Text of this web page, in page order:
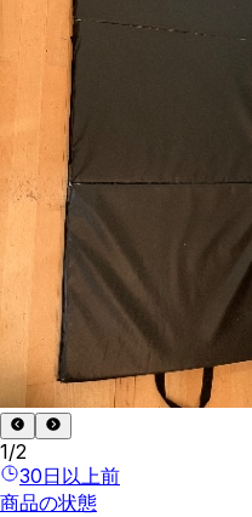
1/2
30日以上前
商品の状態